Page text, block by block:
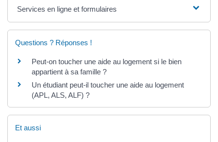
Services en ligne et formulaires
Questions ? Réponses !
Peut-on toucher une aide au logement si le bien
appartient à sa famille ?
Un étudiant peut-il toucher une aide au logement
(APL, ALS, ALF) ?
Et aussi